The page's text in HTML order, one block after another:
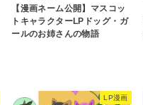
【漫画ネーム公開】マスコッ
トキャラクターLPドッグ・ガ
ールのお姉さんの物語
LP漫画